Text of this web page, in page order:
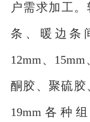
户需求加工。
条、暖边条
12mm、
酮胶、聚硫胶
19mm各种